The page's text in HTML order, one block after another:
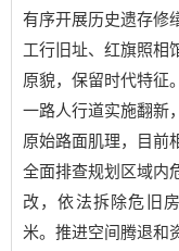
有序开展历史遗存修
工行旧址、红旗照相
原貌，保留时代特征
一路人行道实施翻新
原始路面肌理，目前
全面排查规划区域内
改，依法拆除危旧
米。推进空间腾退和